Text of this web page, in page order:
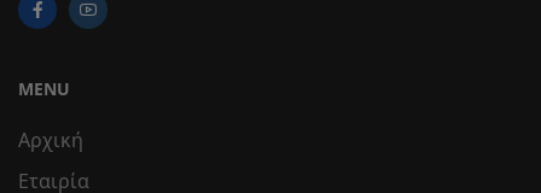
MENU
Αρχική
Εταιρία